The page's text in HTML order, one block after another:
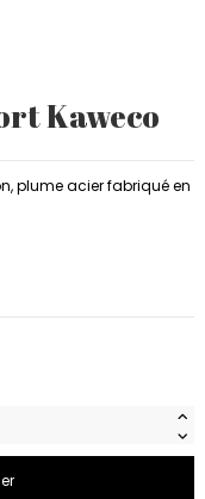
Kaweco
plume acier fabriqué en